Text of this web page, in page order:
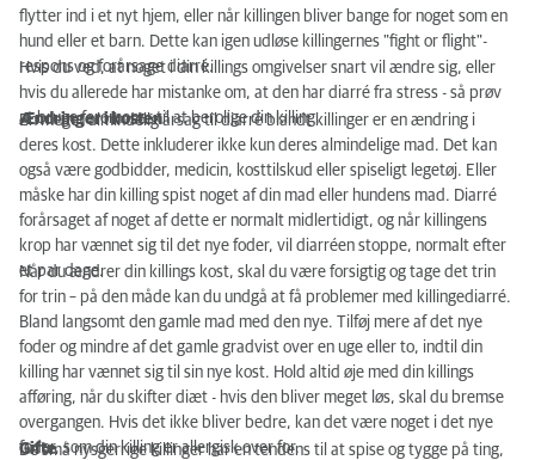
flytter ind i et nyt hjem, eller når killingen bliver bange for noget som en
hund eller et barn. Dette kan igen udløse killingernes "fight or flight"-
respons og forårsage diarré.
Hvis du ved, at noget i din killings omgivelser snart vil ændre sig, eller
hvis du allerede har mistanke om, at den har diarré fra stress - så prøv
at bruge feromoner til at berolige din killing.
Ændringer i kosten
En meget almindelig årsag til diarré blandt killinger er en ændring i
deres kost. Dette inkluderer ikke kun deres almindelige mad. Det kan
også være godbidder, medicin, kosttilskud eller spiseligt legetøj. Eller
måske har din killing spist noget af din mad eller hundens mad. Diarré
forårsaget af noget af dette er normalt midlertidigt, og når killingens
krop har vænnet sig til det nye foder, vil diarréen stoppe, normalt efter
et par dage.
Når du ændrer din killings kost, skal du være forsigtig og tage det trin
for trin – på den måde kan du undgå at få problemer med killingediarré.
Bland langsomt den gamle mad med den nye. Tilføj mere af det nye
foder og mindre af det gamle gradvist over en uge eller to, indtil din
killing har vænnet sig til sin nye kost. Hold altid øje med din killings
afføring, når du skifter diæt - hvis den bliver meget løs, skal du bremse
overgangen. Hvis det ikke bliver bedre, kan det være noget i det nye
foder, som din killing er allergisk over for.
Gifte
De små nysgerrige killinger har en tendens til at spise og tygge på ting,